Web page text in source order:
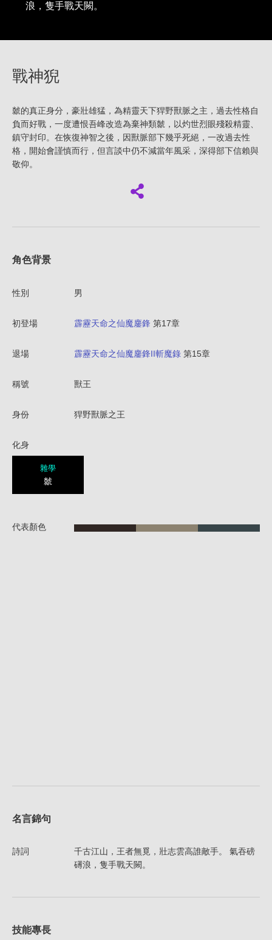
浪，隻手戰天闕。
戰神猊
虩的真正身分，豪壯雄猛，為精靈天下猂野獸脈之主，過去性格自
負而好戰，一度遭恨吾峰改造為棄神類虩，以灼世烈眼殘殺精靈、
鎮守封印。在恢復神智之後，因獸脈部下幾乎死絕，一改過去性
格，開始會謹慎而行，但言談中仍不減當年風采，深得部下信賴與
敬仰。
角色背景
性別 男
初登場 霹靂天命之仙魔鏖鋒 第17章
退場 霹靂天命之仙魔鏖鋒II斬魔錄 第15章
稱號 獸王
身份 猂野獸脈之王
化身
雜學
虩
代表顏色
名言錦句
詩詞
千古江山，王者無覓，壯志雲高誰敵手。 氣吞磅
礡浪，隻手戰天闕。
技能專長